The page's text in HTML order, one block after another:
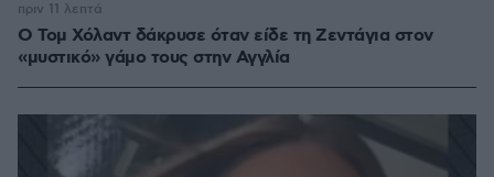
Ο Τομ Χόλαντ δάκρυσε όταν είδε τη Ζεντάγια στον
«μυστικό» γάμο τους στην Αγγλία
πριν 11 λεπτά